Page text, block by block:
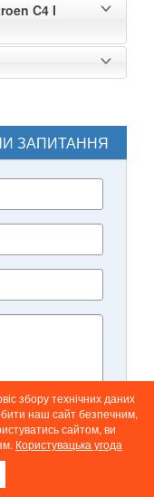
C4 I
ЗАПИТАННЯ
збору технічних даних
наш сайт безпечним,
сайтом, ви
Користувацька угода